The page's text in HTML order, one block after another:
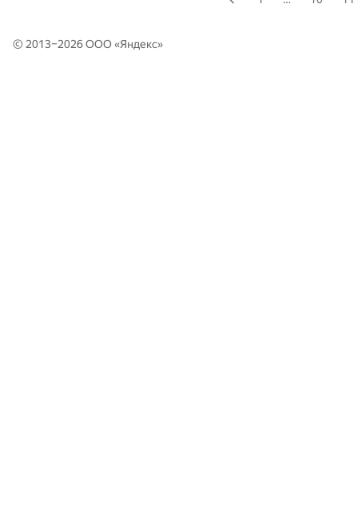
© 2013–2026 ООО «Яндекс»